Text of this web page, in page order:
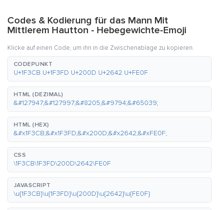
Codes & Kodierung für das Mann Mit
Mittlerem Hautton - Hebegewichte-Emoji
Klicke auf einen Code, um ihn in die Zwischenablage zu kopieren.
CODEPUNKT
U+1F3CB U+1F3FD U+200D U+2642 U+FE0F
HTML (DEZIMAL)
&#127947;&#127997;&#8205;&#9794;&#65039;
HTML (HEX)
&#x1F3CB;&#x1F3FD;&#x200D;&#x2642;&#xFE0F;
CSS
\1F3CB\1F3FD\200D\2642\FE0F
JAVASCRIPT
\u{1F3CB}\u{1F3FD}\u{200D}\u{2642}\u{FE0F}